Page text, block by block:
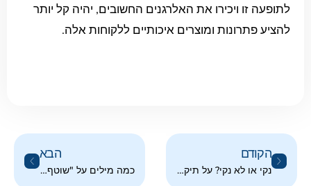
לתופעה זו ויכירו את האלרגנים החשובים, יהיה קל יותר
להציע פתרונות ומוצרים איכותיים ללקוחות אלה.
הקודם
נקי או לא נקי? על תיקוף תהליכי ניקיון וסניטציה
הבא
כמה מילים על "שוטף + שנתיים" בסימון מזון ארוז מראש